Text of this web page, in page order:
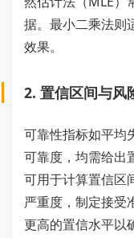
据。最小二乘法则
效果。
2. 置信区间与风
可靠性指标如平均
可靠度，均需给出
可用于计算置信区
严重度，制定接受
更高的置信水平以